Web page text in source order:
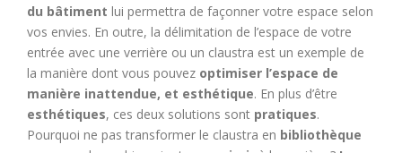
du bâtiment lui permettra de façonner votre espace selon
vos envies. En outre, la délimitation de l’espace de votre
entrée avec une verrière ou un claustra est un exemple de
la manière dont vous pouvez optimiser l’espace de
manière inattendue, et esthétique. En plus d’être
esthétiques, ces deux solutions sont pratiques.
Pourquoi ne pas transformer le claustra en bibliothèque